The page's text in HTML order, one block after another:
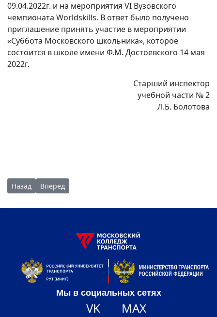
09.04.2022г. и на мероприятия VI Вузовского
чемпионата Worldskills. В ответ было получено
приглашение принять участие в мероприятии
«Суббота Московского школьника», которое
состоится в школе имени Ф.М. Достоевского 14 мая
2022г.
Старший инспектор
учебной части № 2
Л.Б. Болотова
Предыдущий: Награждение членов профсоюза
Назад Следующий: Главные поздравления Московскому
Вперед
Мы в социальных сетях
VK MAX